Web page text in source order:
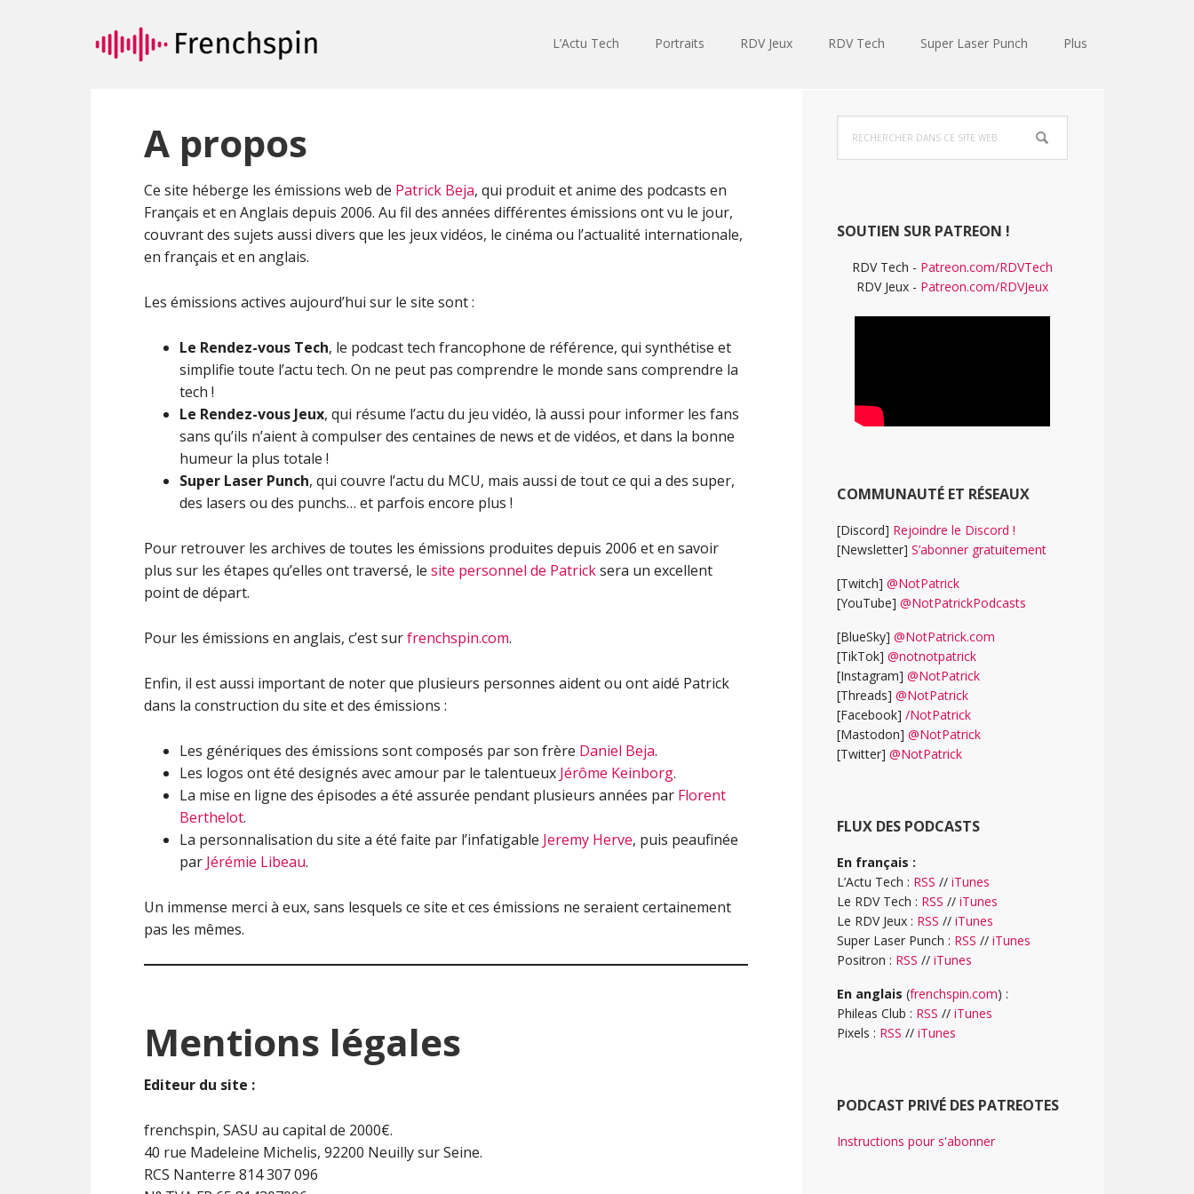
au
contenu
la
L’Actu Tech Portraits RDV Jeux RDV Tech Super Laser Punch Plus
A propos
Ce site héberge les émissions web de Patrick Beja, qui produit et anime des podcasts en
Français et en Anglais depuis 2006. Au fil des années différentes émissions ont vu le jour,
couvrant des sujets aussi divers que les jeux vidéos, le cinéma ou l’actualité internationale,
en français et en anglais.
Les émissions actives aujourd’hui sur le site sont :
Le Rendez-vous Tech, le podcast tech francophone de référence, qui synthétise et
simplifie toute l’actu tech. On ne peut pas comprendre le monde sans comprendre la
tech !
Le Rendez-vous Jeux, qui résume l’actu du jeu vidéo, là aussi pour informer les fans
sans qu’ils n’aient à compulser des centaines de news et de vidéos, et dans la bonne
humeur la plus totale !
Super Laser Punch, qui couvre l’actu du MCU, mais aussi de tout ce qui a des super,
des lasers ou des punchs… et parfois encore plus !
Pour retrouver les archives de toutes les émissions produites depuis 2006 et en savoir
plus sur les étapes qu’elles ont traversé, le site personnel de Patricksera un excellent
point de départ.
Pour les émissions en anglais, c’est surfrenchspin.com.
Enfin, il est aussi important de noter que plusieurs personnes aident ou ont aidé Patrick
dans la construction du site et des émissions :
Les génériques des émissions sont composés par son frère Daniel Beja.
Les logos ont été designés avec amour par le talentueux Jérôme Keinborg.
La mise en ligne des épisodes a été assurée pendant plusieurs années par Florent
Berthelot.
La personnalisation du site a été faite par l’infatigable Jeremy Herve, puis peaufinée
par Jérémie Libeau.
Un immense merci à eux, sans lesquels ce site et ces émissions ne seraient certainement
pas les mêmes.
Mentions légales
Editeur du site :
frenchspin, SASU au capital de 2000€.
40 rue Madeleine Michelis, 92200 Neuilly sur Seine.
RCS Nanterre 814 307 096
Barre
latérale
dans
ce
SOUTIEN SUR PATREON !
RDV Tech - Patreon.com/RDVTech
RDV Jeux - Patreon.com/RDVJeux
COMMUNAUTÉ ET RÉSEAUX
[Discord] Rejoindre le Discord !
[Newsletter] S’abonner gratuitement
[Twitch] @NotPatrick
[YouTube] @NotPatrickPodcasts
[BlueSky] @NotPatrick.com
[TikTok] @notnotpatrick
[Instagram] @NotPatrick
[Threads] @NotPatrick
[Facebook] /NotPatrick
[Mastodon] @NotPatrick
[Twitter] @NotPatrick
FLUX DES PODCASTS
En français :
L’Actu Tech : RSS // iTunes
Le RDV Tech : RSS // iTunes
Le RDV Jeux : RSS // iTunes
Super Laser Punch : RSS // iTunes
Positron : RSS // iTunes
En anglais (frenchspin.com) :
Phileas Club : RSS // iTunes
Pixels : RSS // iTunes
PODCAST PRIVÉ DES PATREOTES
Instructions pour s'abonner